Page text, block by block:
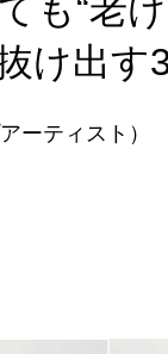
も“老
け出す
ーティスト）